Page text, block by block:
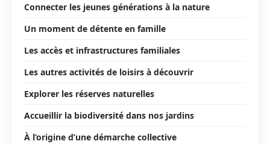
Connecter les jeunes générations à la nature
Un moment de détente en famille
Les accès et infrastructures familiales
Les autres activités de loisirs à découvrir
Explorer les réserves naturelles
Accueillir la biodiversité dans nos jardins
À l’origine d’une démarche collective